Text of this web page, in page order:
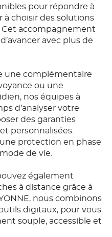
pour répondre à
à choisir des solutions
Cet accompagnement
avec plus de
une complémentaire
ou une
nos équipes à
d’analyser votre
des garanties
personnalisées.
une protection en phase
de vie.
également
à distance grâce à
nous combinons
digitaux, pour vous
souple, accessible et